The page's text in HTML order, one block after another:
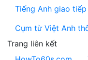
Tiếng Anh giao tiếp
Cụm từ Việt Anh
Trang liên kết